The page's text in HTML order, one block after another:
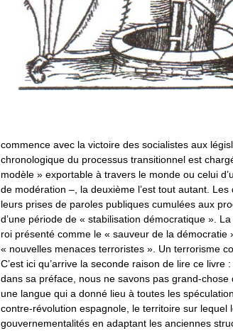
commence avec la victoire des socialistes aux
chronologique du processus transitionnel est
modèle » exportable à travers le monde ou celui
de modération –, la deuxième l’est tout autant.
leurs prises de paroles publiques cumulées aux
d’une période de « stabilisation démocratique ».
roi présenté comme le « sauveur de la
« nouvelles menaces terroristes ». Un terrorisme
C’est ici qu’arrive la seconde raison de lire ce
dans sa préface, nous ne savons pas grand-
une langue qui a donné lieu à toutes les
contre-révolution espagnole, le territoire sur
gouvernementalités en adaptant les anciennes